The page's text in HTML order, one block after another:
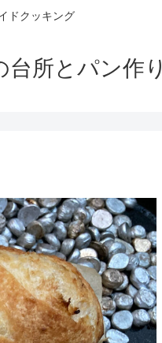
ドクッキング
所とパン作り